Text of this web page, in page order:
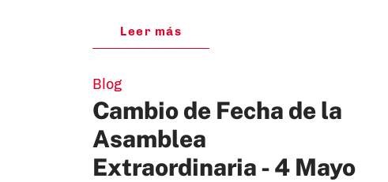
Leer más
Blog
Cambio de Fecha de la
Asamblea
Extraordinaria - 4 Mayo